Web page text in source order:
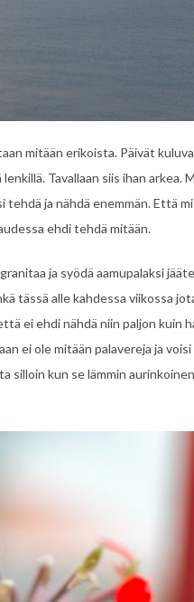
mitään erikoista. Päivät
Tavallaan siis ihan arkea.
ja nähdä enemmän. Että
ehdi tehdä mitään.
ja syödä aamupalaksi
tässä alle kahdessa viikossa
ei ehdi nähdä niin paljon kuin
ei ole mitään palavereja ja
silloin kun se lämmin